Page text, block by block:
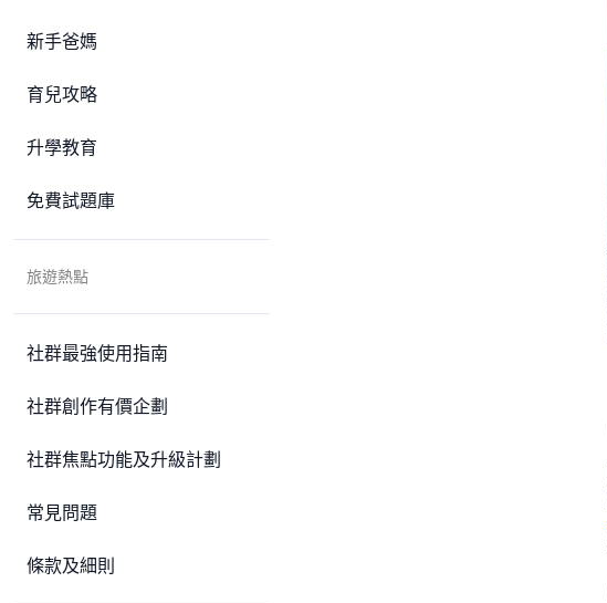
新手爸媽
育兒攻略
升學教育
免費試題庫
旅遊熱點
社群最強使用指南
社群創作有價企劃
社群焦點功能及升級計劃
常見問題
條款及細則